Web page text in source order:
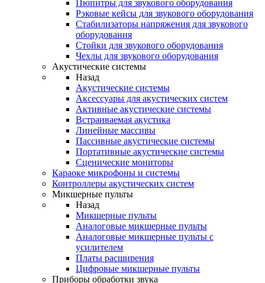
Пюпитры для звукового оборудования
Рэковые кейсы для звукового оборудования
Стабилизаторы напряжения для звукового
оборудования
Стойки для звукового оборудования
Чехлы для звукового оборудования
Акустические системы
Назад
Акустические системы
Аксессуары для акустических систем
Активные акустические системы
Встраиваемая акустика
Линейные массивы
Пассивные акустические системы
Портативные акустические системы
Сценические мониторы
Караоке микрофоны и системы
Контроллеры акустических систем
Микшерные пульты
Назад
Микшерные пульты
Аналоговые микшерные пульты
Аналоговые микшерные пульты с
усилителем
Платы расширения
Цифровые микшерные пульты
Приборы обработки звука